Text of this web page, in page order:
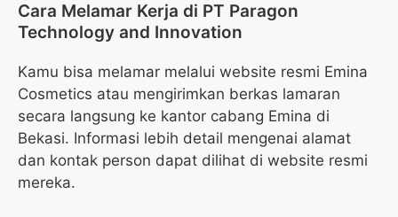
Cara Melamar Kerja di PT Paragon
Technology and Innovation
Kamu bisa melamar melalui website resmi Emina
Cosmetics atau mengirimkan berkas lamaran
secara langsung ke kantor cabang Emina di
Bekasi. Informasi lebih detail mengenai alamat
dan kontak person dapat dilihat di website resmi
mereka.